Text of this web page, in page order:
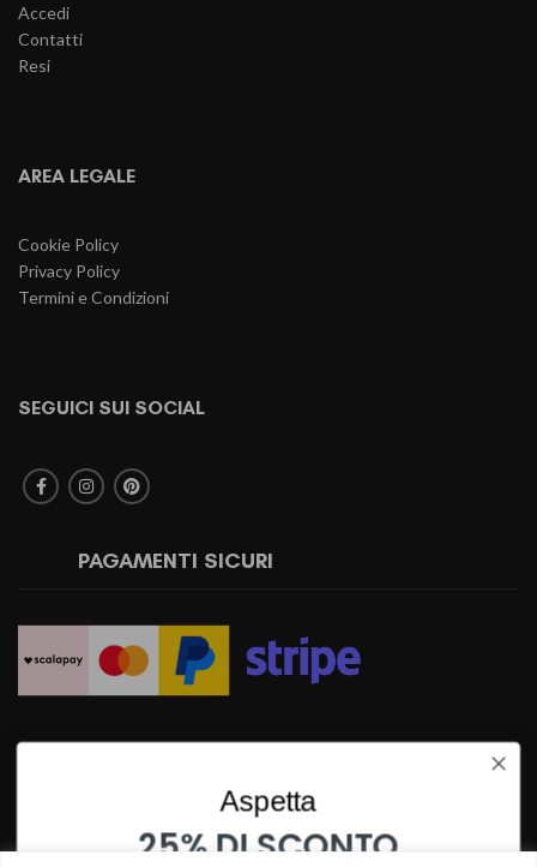
Accedi
Contatti
Resi
AREA LEGALE
Cookie Policy
Privacy Policy
Termini e Condizioni
SEGUICI SUI SOCIAL
PAGAMENTI SICURI
Aspetta
25% DI SCONTO